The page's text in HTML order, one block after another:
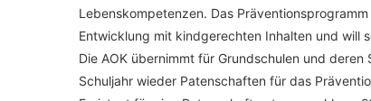
Lebenskompetenzen. Das
Entwicklung mit kindgerechten Inhalten und will
Die AOK übernimmt für Grundschulen und
Schuljahr wieder Patenschaften für das